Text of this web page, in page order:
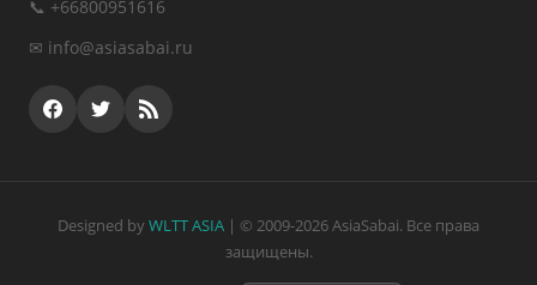
📞 +66800951616
✉ info@asiasabai.ru
Designed by WLTT ASIA | © 2009-2026 AsiaSabai. Все права
защищены.